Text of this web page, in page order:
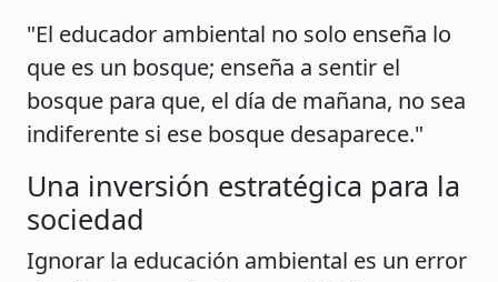
"El educador ambiental no solo enseña lo
que es un bosque; enseña a sentir el
bosque para que, el día de mañana, no sea
indiferente si ese bosque desaparece."
Una inversión estratégica para la
sociedad
Ignorar la educación ambiental es un error